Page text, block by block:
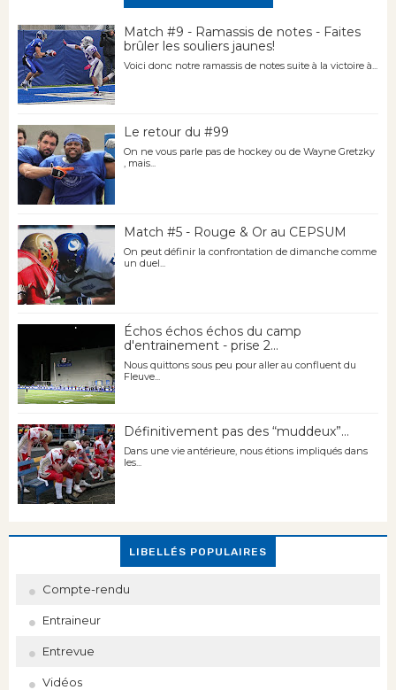
Match #9 - Ramassis de notes - Faites
brûler les souliers jaunes!
Voici donc notre ramassis de notes suite à la victoire à...
Le retour du #99
On ne vous parle pas de hockey ou de Wayne Gretzky
, mais...
Match #5 - Rouge & Or au CEPSUM
On peut définir la confrontation de dimanche comme
un duel...
Échos échos échos du camp
d'entrainement - prise 2...
Nous quittons sous peu pour aller au confluent du
Fleuve...
Définitivement pas des “muddeux”...
Dans une vie antérieure, nous étions impliqués dans
les...
LIBELLÉS POPULAIRES
Compte-rendu
Entraineur
Entrevue
Vidéos